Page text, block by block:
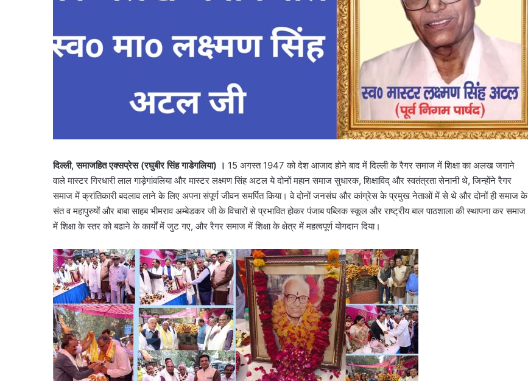
दिल्ली,समाजहित एक्सप्रेस (रघुबीर सिंह गाडेगलिया) । 15 अगस्त 1947 को देश आजाद होने बाद में दिल्ली के रैगर समाज में शिक्षा का अलख जगाने
वाले मास्टर गिरधारी लाल गाड़ेगांवलिया और मास्टर लक्ष्मण सिंह अटल ये दोनों महान समाज सुधारक, शिक्षाविद् और स्वतंत्रता सेनानी थे, जिन्होंने रैगर
समाज में क्रांतिकारी बदलाव लाने के लिए अपना संपूर्ण जीवन समर्पित किया। वे दोनों जनसंघ और कांग्रेस के प्रमुख नेताओं में से थे और दोनों ही समाज के
संत व महापुरुषों और बाबा साहब भीमराव अम्बेडकर जी के विचारों से प्रभावित होकर पंजाब पब्लिक स्कूल और राष्ट्रीय बाल पाठशाला की स्थापना कर समाज
में शिक्षा के स्तर को बढाने के कार्यों में जुट गए, और रैगर समाज में शिक्षा के क्षेत्र में महत्वपूर्ण योगदान दिया।